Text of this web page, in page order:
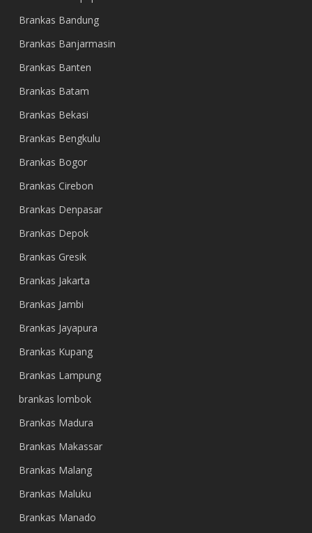
Brankas Bandung
Brankas Banjarmasin
Brankas Banten
Brankas Batam
Brankas Bekasi
Brankas Bengkulu
Brankas Bogor
Brankas Cirebon
Brankas Denpasar
Brankas Depok
Brankas Gresik
Brankas Jakarta
Brankas Jambi
Brankas Jayapura
Brankas Kupang
Brankas Lampung
brankas lombok
Brankas Madura
Brankas Makassar
Brankas Malang
Brankas Maluku
Brankas Manado